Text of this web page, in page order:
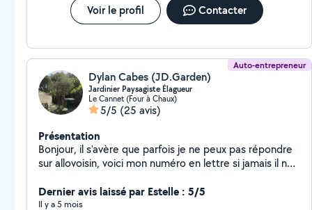
Voir le profil Contacter
Auto-entrepreneur
Dylan Cabes (JD.Garden)
Jardinier Paysagiste Élagueur
Le Cannet (Four à Chaux)
5/5 (25 avis)
Présentation
Bonjour, il s'avère que parfois je ne peux pas répondre
sur allovoisin, voici mon numéro en lettre si jamais il ne
votre compréhension: Zero.Sept.Soixante.Cinquante-
Cinq.Quatre-vingt-neuf.Vingt-neuf Jardinier passionné
Dernier avis laissé par Estelle : 5/5
Il y a 5 mois